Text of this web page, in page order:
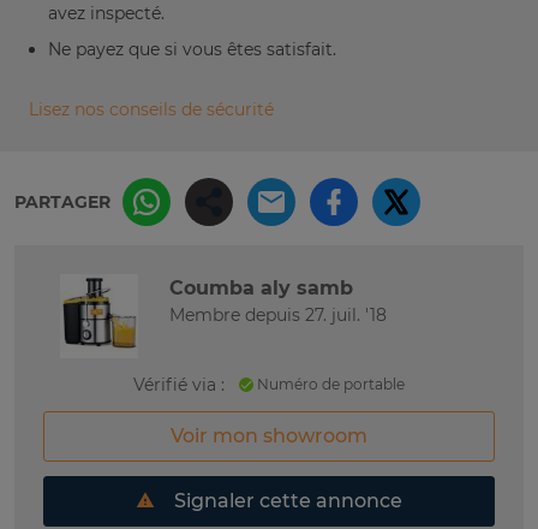
avez inspecté.
Ne payez que si vous êtes satisfait.
Lisez nos conseils de sécurité
PARTAGER
Coumba aly samb
Membre depuis 27. juil. '18
Vérifié via : Numéro de portable
Voir mon showroom
Signaler cette annonce